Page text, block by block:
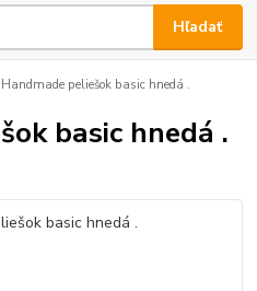
Hľadať
Handmade peliešok basic hnedá .
basic hnedá .